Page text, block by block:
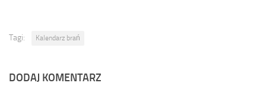
Tagi: Kalendarz brań
DODAJ KOMENTARZ